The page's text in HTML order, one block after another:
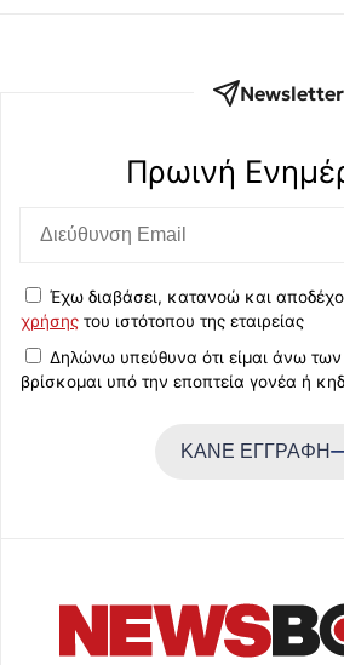
Newsletter
Πρωινή
Έχω διαβάσει, κατανοώ και
χρήσης του ιστότοπου της εταιρείας
Δηλώνω υπεύθυνα ότι είμαι άνω των
βρίσκομαι υπό την εποπτεία γονέα ή
ΚΑΝΕ ΕΓΓΡΑΦΗ